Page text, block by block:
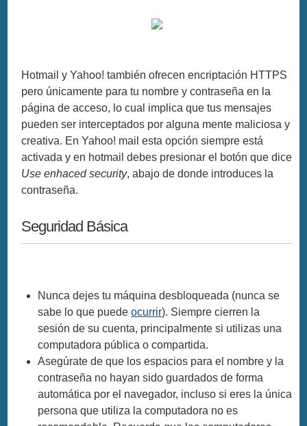
Hotmail y Yahoo! también ofrecen encriptación HTTPS
pero únicamente para tu nombre y contraseña en la
página de acceso, lo cual implica que tus mensajes
pueden ser interceptados por alguna mente maliciosa y
creativa. En Yahoo! mail esta opción siempre está
activada y en hotmail debes presionar el botón que dice
Use enhaced security, abajo de donde introduces la
contraseña.
Seguridad Básica
Nunca dejes tu máquina desbloqueada (nunca se
sabe lo que puedeocurrir). Siempre cierren la
sesión de su cuenta, principalmente si utilizas una
computadora pública o compartida.
Asegúrate de que los espacios para el nombre y la
contraseña no hayan sido guardados de forma
automática por el navegador, incluso si eres la única
persona que utiliza la computadora no es